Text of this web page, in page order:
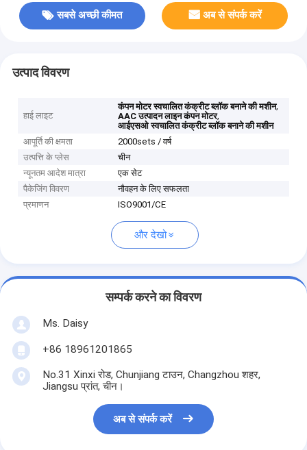
सबसे अच्छी कीमत अब से संपर्क करें
उत्पाद विवरण
हाई लाइट
कंपन मोटर स्वचालित कंक्रीट ब्लॉक बनाने की मशीन,
AAC उत्पादन लाइन कंपन मोटर,
आईएसओ स्वचालित कंक्रीट ब्लॉक बनाने की मशीन
आपूर्ति की क्षमता
2000sets / वर्ष
उत्पत्ति के प्लेस
चीन
न्यूनतम आदेश मात्रा
एक सेट
पैकेजिंग विवरण
नौवहन के लिए सफलता
प्रमाणन
ISO9001/CE
और देखो
सम्पर्क करने का विवरण
Ms. Daisy
+86 18961201865
No.31 Xinxi रोड, Chunjiang टाउन, Changzhou शहर,
Jiangsu प्रांत, चीन।
अब से संपर्क करें